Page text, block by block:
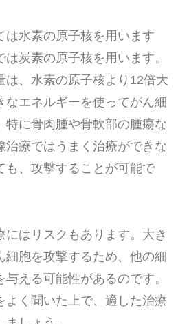
は水素の原子核を用います
炭素の原子核を用います。
は、水素の原子核より12倍大
なエネルギーを使ってがん細
特に骨肉腫や骨軟部の腫瘍な
治療ではうまく治療ができな
も、攻撃することが可能で
にはリスクもあります。大き
細胞を攻撃するため、他の細
える可能性があるのです。
よく聞いた上で、適した治療